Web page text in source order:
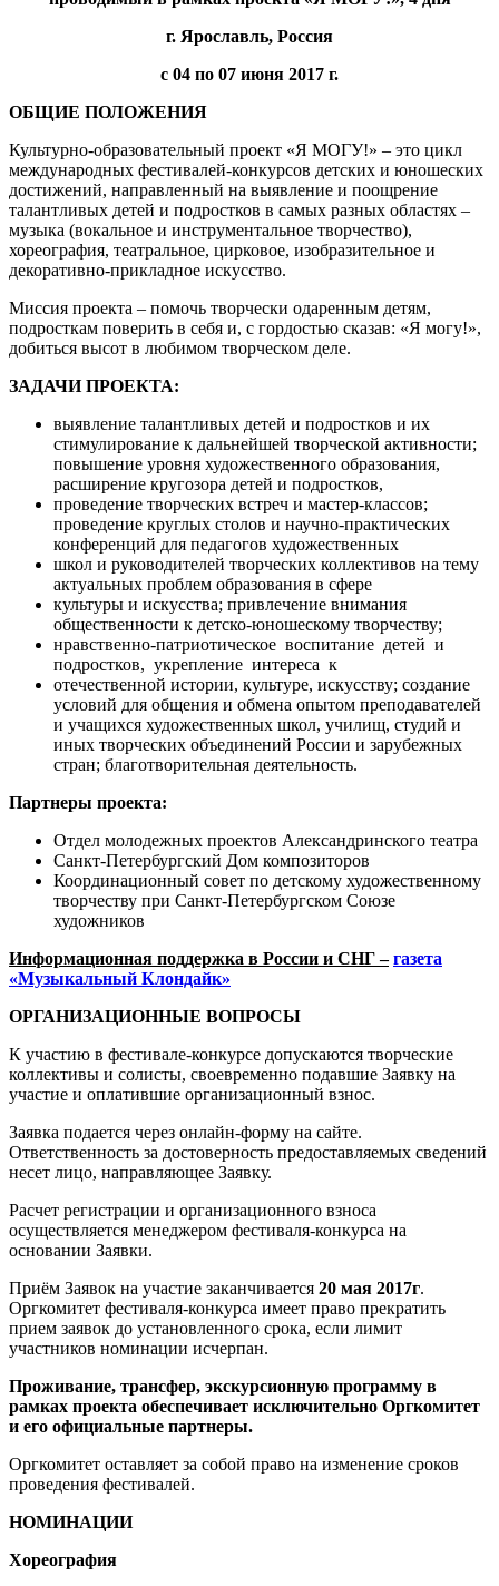
г. Ярославль, Россия
с 04 по 07 июня 2017 г.
ОБЩИЕ ПОЛОЖЕНИЯ
Культурно-образовательный проект «Я МОГУ!» – это цикл
международных фестивалей-конкурсов детских и юношеских
достижений, направленный на выявление и поощрение
талантливых детей и подростков в самых разных областях –
музыка (вокальное и инструментальное творчество),
хореография, театральное, цирковое, изобразительное и
декоративно-прикладное искусство.
Миссия проекта – помочь творчески одаренным детям,
подросткам поверить в себя и, с гордостью сказав: «Я могу!»,
добиться высот в любимом творческом деле.
ЗАДАЧИ ПРОЕКТА:
выявление талантливых детей и подростков и их
стимулирование к дальнейшей творческой активности;
повышение уровня художественного образования,
расширение кругозора детей и подростков,
проведение творческих встреч и мастер-классов;
проведение круглых столов и научно-практических
конференций для педагогов художественных
школ и руководителей творческих коллективов на тему
актуальных проблем образования в сфере
культуры и искусства; привлечение внимания
общественности к детско-юношескому творчеству;
нравственно-патриотическое воспитание детей и
подростков, укрепление интереса к
отечественной истории, культуре, искусству; создание
условий для общения и обмена опытом преподавателей
и учащихся художественных школ, училищ, студий и
иных творческих объединений России и зарубежных
стран; благотворительная деятельность.
Партнеры проекта:
Отдел молодежных проектов Александринского театра
Санкт-Петербургский Дом композиторов
Координационный совет по детскому художественному
творчеству при Санкт-Петербургском Союзе
художников
Информационная поддержка в России и СНГ – газета
«Музыкальный Клондайк»
ОРГАНИЗАЦИОННЫЕ ВОПРОСЫ
К участию в фестивале-конкурсе допускаются творческие
коллективы и солисты, своевременно подавшие Заявку на
участие и оплатившие организационный взнос.
Заявка подается через онлайн-форму на сайте.
Ответственность за достоверность предоставляемых сведений
несет лицо, направляющее Заявку.
Расчет регистрации и организационного взноса
осуществляется менеджером фестиваля-конкурса на
основании Заявки.
Приём Заявок на участие заканчивается20 мая 2017г.
Оргкомитет фестиваля-конкурса имеет право прекратить
прием заявок до установленного срока, если лимит
участников номинации исчерпан.
Проживание, трансфер, экскурсионную программу в
рамках проекта обеспечивает исключительно Оргкомитет
и его официальные партнеры.
Оргкомитет оставляет за собой право на изменение сроков
проведения фестивалей.
НОМИНАЦИИ
Хореография